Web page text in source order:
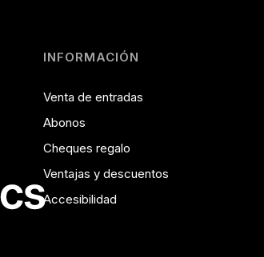
INFORMACIÓN
Venta de entradas
Abonos
Cheques regalo
Ventajas y descuentos
Accesibilidad